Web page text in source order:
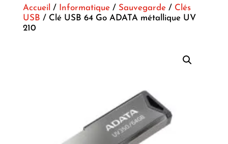
Accueil / Informatique/ Sauvegarde/ Clés
USB / Clé USB 64 Go ADATA métallique UV
210